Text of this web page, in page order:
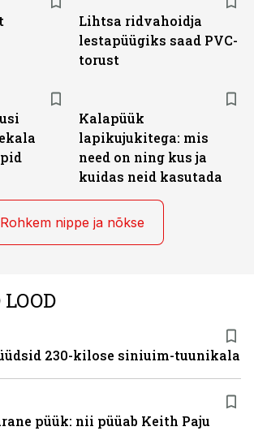
Lihtsa ridvahoidja
lestapüügiks saad PVC-
torust
Kalapüük
lapikujukitega: mis
need on ning kus ja
kuidas neid kasutada
Rohkem nippe ja nõkse
230-kilose siniuim-tuunikala
püük: nii püüab Keith Paju